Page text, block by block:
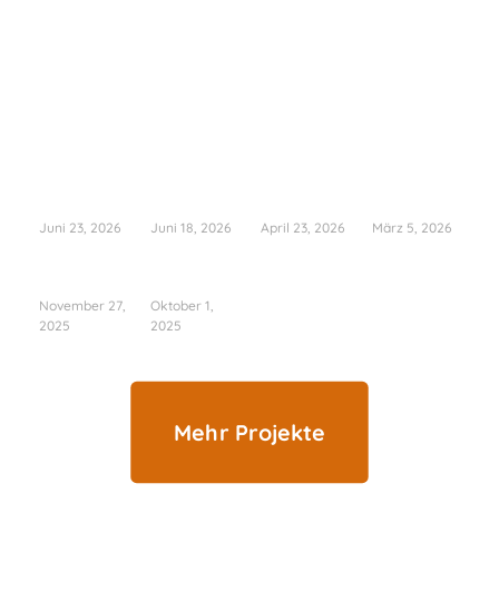
Juni 23, 2026 Juni 18, 2026 April 23, 2026 März 5, 2026
November 27,
2025
Oktober 1,
2025
Mehr Projekte